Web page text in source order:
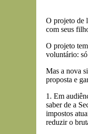
O projeto de
com seus
O projeto
voluntário: só
Mas a nova
proposta e
1. Em
saber de a
impostos
reduzir o